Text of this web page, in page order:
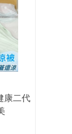
康二代